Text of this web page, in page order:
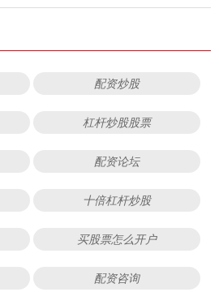
配资炒股
杠杆炒股股票
配资论坛
十倍杠杆炒股
买股票怎么开户
配资咨询